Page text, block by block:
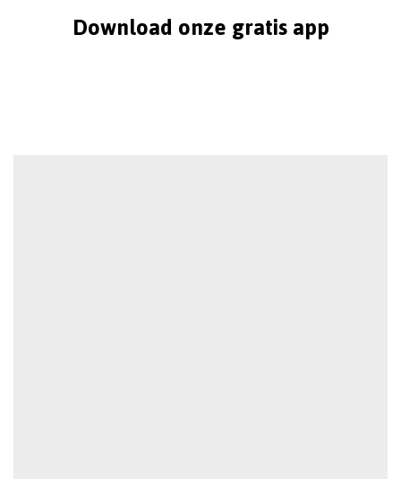
Download onze gratis app